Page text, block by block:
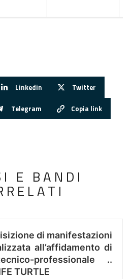
Linkedin Twitter
Telegram Copia link
E BANDI
di manifestazioni
all’affidamento di
professionale ..
TURTLE